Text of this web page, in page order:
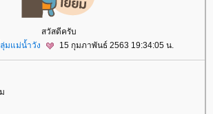
สวัสดีครับ
มแม่น้ำวัง 15 กุมภาพันธ์ 2563 19:34:05 น.